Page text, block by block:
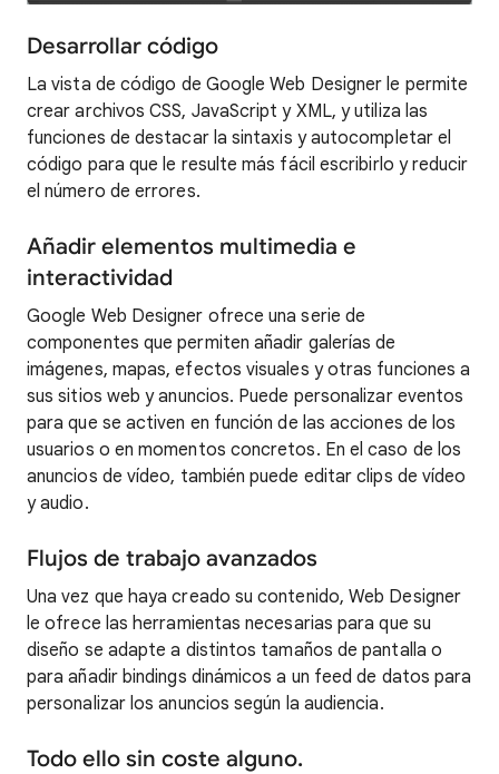
Desarrollar código
La vista de código de Google Web Designer le permite
crear archivos CSS, JavaScript y XML, y utiliza las
funciones de destacar la sintaxis y autocompletar el
código para que le resulte más fácil escribirlo y reducir
el número de errores.
Añadir elementos multimedia e
interactividad
Google Web Designer ofrece una serie de
componentes que permiten añadir galerías de
imágenes, mapas, efectos visuales y otras funciones a
sus sitios web y anuncios. Puede personalizar eventos
para que se activen en función de las acciones de los
usuarios o en momentos concretos. En el caso de los
anuncios de vídeo, también puede editar clips de vídeo
y audio.
Flujos de trabajo avanzados
Una vez que haya creado su contenido, Web Designer
le ofrece las herramientas necesarias para que su
diseño se adapte a distintos tamaños de pantalla o
para añadir bindings dinámicos a un feed de datos para
personalizar los anuncios según la audiencia.
Todo ello sin coste alguno.